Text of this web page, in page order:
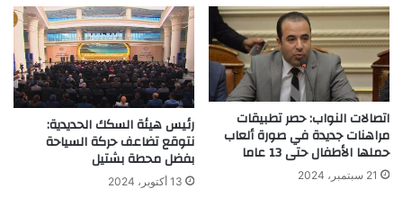
اتصالات النواب: حصر تطبيقات
مراهنات جديدة في صورة ألعاب
حملها الأطفال حتى 13 عاما
21 سبتمبر، 2024
رئيس هيئة السكك الحديدية:
نتوقع تضاعف حركة السياحة
بفضل محطة بشتيل
13 أكتوبر، 2024